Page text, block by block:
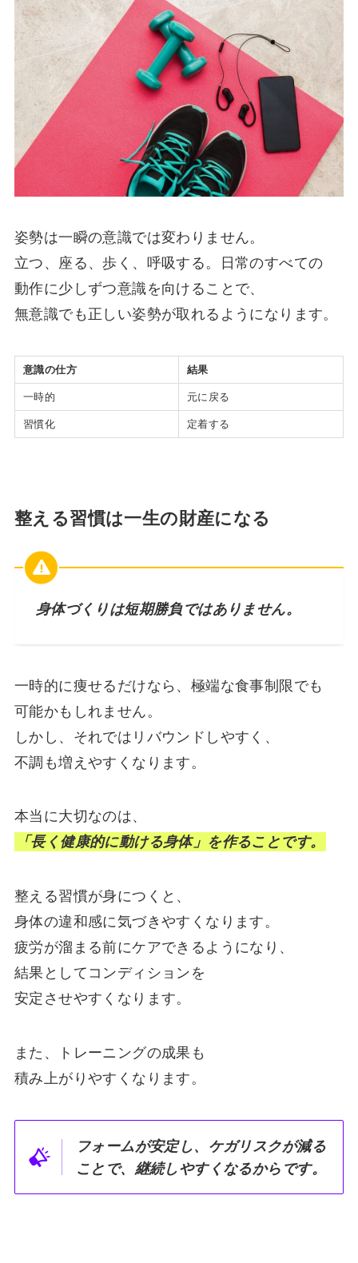
姿勢は一瞬の意識では変わりません。
立つ、座る、歩く、呼吸する。日常のすべての
動作に少しずつ意識を向けることで、
無意識でも正しい姿勢が取れるようになります。
意識の仕方 結果
一時的 元に戻る
習慣化 定着する
整える習慣は一生の財産になる
身体づくりは短期勝負ではありません。
一時的に痩せるだけなら、極端な食事制限でも
可能かもしれません。
しかし、それではリバウンドしやすく、
不調も増えやすくなります。
本当に大切なのは、
「長く健康的に動ける身体」を作ることです。
整える習慣が身につくと、
身体の違和感に気づきやすくなります。
疲労が溜まる前にケアできるようになり、
結果としてコンディションを
安定させやすくなります。
また、トレーニングの成果も
積み上がりやすくなります。
フォームが安定し、ケガリスクが減る
ことで、継続しやすくなるからです。